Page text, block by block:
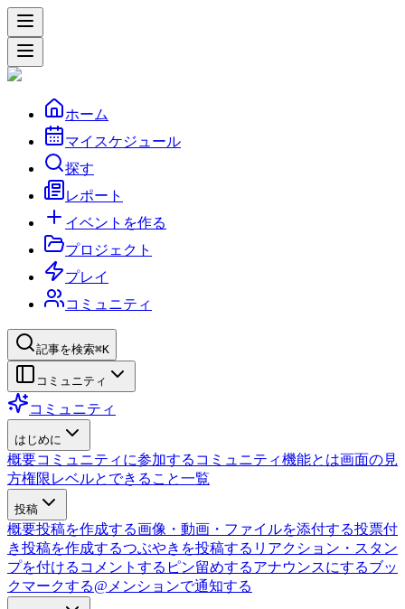
ホーム
マイスケジュール
探す
レポート
イベントを作る
プロジェクト
プレイ
コミュニティ
記事を検索⌘K
コミュニティ
コミュニティ
はじめに
概要コミュニティに参加する コミュニティ機能とは画面の見
方権限レベルとできること一覧
投稿
概要投稿を作成する画像・動画・ファイルを添付する投票付
き投稿を作成するつぶやきを投稿する リアクション・スタン
プを付ける コメントする ピン留めするアナウンスにするブッ
クマークする@メンションで通知する